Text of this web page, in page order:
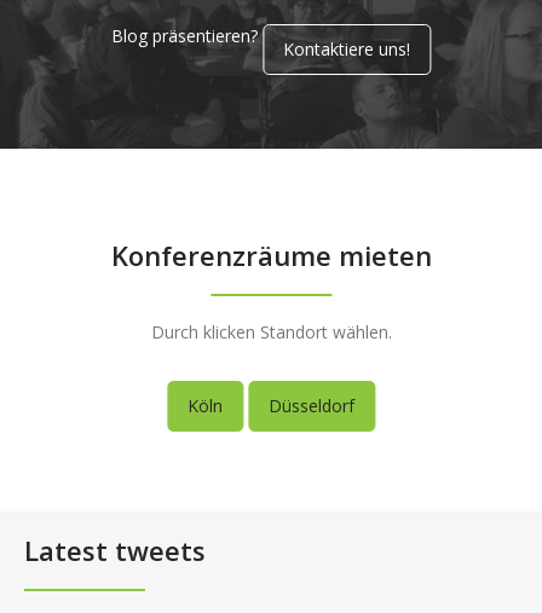
Blog präsentieren?
Kontaktiere uns!
Konferenzräume mieten
Durch klicken Standort wählen.
Köln Düsseldorf
Latest tweets